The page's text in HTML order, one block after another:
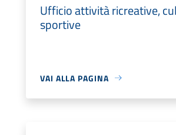
Ufficio attività ricreative,
sportive
VAI ALLA PAGINA